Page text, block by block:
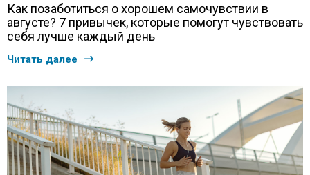
Как позаботиться о хорошем самочувствии в
августе? 7 привычек, которые помогут чувствовать
себя лучше каждый день
Читать далее